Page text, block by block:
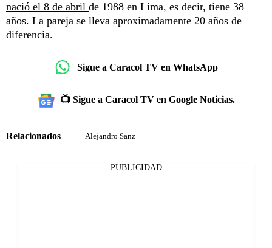
nació el 8 de abril de 1988 en Lima, es decir, tiene 38
años. La pareja se lleva aproximadamente 20 años de
diferencia.
Sigue a Caracol TV en WhatsApp
📺 Sigue a Caracol TV en Google Noticias.
Relacionados Alejandro Sanz
PUBLICIDAD